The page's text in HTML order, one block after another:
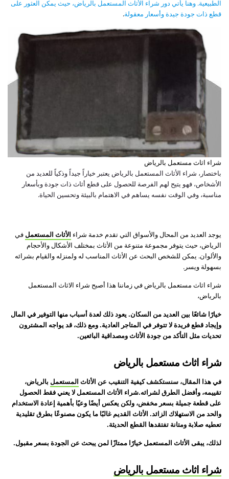
الطبيعية. وهنا يأتي دور شراء الأثاث المستعمل بالرياض، حيث يمكن العثور على
قطع ذات جودة جيدة وأسعار معقولة.
شراء اثاث مستعمل بالرياض
باختصار، شراء الأثاث المستعمل بالرياض يعتبر خياراً جيداً وذكياً للعديد من
الأشخاص، فهو يتيح لهم الفرصة للحصول على قطع أثاث ذات جودة وبأسعار
مناسبة، وفي الوقت نفسه يساهم في الاهتمام بالبيئة وتحسين الحياة.
يوجد العديد من المحال والأسواق التي تقدم خدمة شراء الأثاث المستعمل في
الرياض، حيث يتوفر مجموعة متنوعة من الأثاث بمختلف الأشكال والأحجام
والألوان. يمكن للشخص البحث عن الأثاث المناسب له ولمنزله والقيام بشرائه
بسهولة ويسر.
شراء اثاث مستعمل بالرياض في زماننا هذا أصبح شراء الاثاث المستعمل
بالرياض،
خيارًا شائعًا بين العديد من السكان. يعود ذلك لعدة أسباب منها التوفير في المال
وإيجاد قطع فريدة لا تتوفر في المتاجر العادية. ومع ذلك، قد يواجه المشترون
تحديات مثل التأكد من جودة الأثاث ومصداقية البائعين.
شراء اثاث مستعمل بالرياض
في هذا المقال، سنستكشف كيفية التنقيب عن الأثاث المستعمل بالرياض،
تقييمه، وأفضل الطرق لشرائه.شراء الأثاث المستعمل لا يعني فقط الحصول
على قطعة جميلة بسعر مخفض، ولكن يعكس أيضًا وعيًا بأهمية إعادة الاستخدام
والحد من الاستهلاك الزائد. الأثاث القديم غالبًا ما يكون مصنوعًا بطرق تقليدية
تعطيه صلابة ومتانة تفتقدها القطع الحديثة.
لذلك، يبقى الأثاث المستعمل خيارًا ممتازًا لمن يبحث عن الجودة بسعر مقبول.
شراء اثاث مستعمل بالرياض